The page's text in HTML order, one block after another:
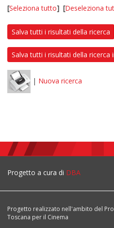
[Seleziona tutto] [Deseleziona
Salva tutti i risultati della ricerca
Salva tutti i risultati della ricerca
| Nuova ricerca
Progetto a cura di DBA
Progetto realizzato nell'ambito del
Toscana per il Cinema